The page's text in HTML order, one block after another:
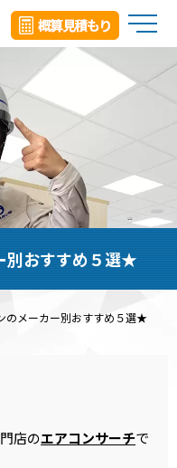
メ
別おすすめ５選★
のメーカー別おすすめ５選★
店のエアコンサーチで